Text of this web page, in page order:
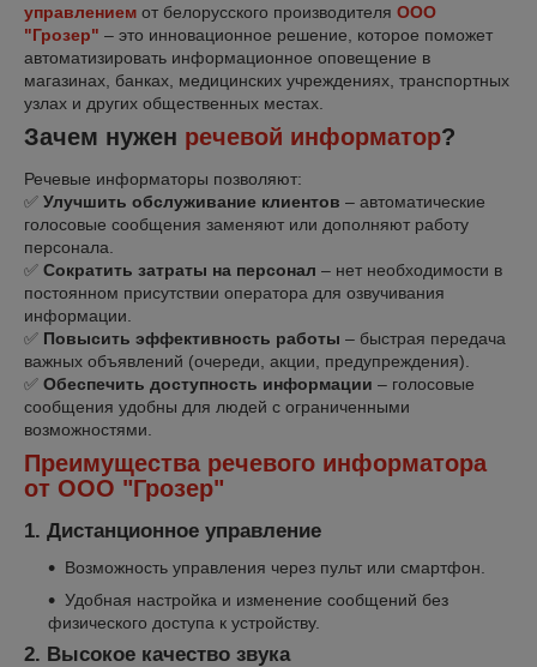
управлением от белорусского производителя ООО
"Грозер" – это инновационное решение, которое поможет
автоматизировать информационное оповещение в
магазинах, банках, медицинских учреждениях, транспортных
узлах и других общественных местах.
Зачем нужен речевой информатор?
Речевые информаторы позволяют:
✅ Улучшить обслуживание клиентов – автоматические
голосовые сообщения заменяют или дополняют работу
персонала.
✅ Сократить затраты на персонал – нет необходимости в
постоянном присутствии оператора для озвучивания
информации.
✅ Повысить эффективность работы – быстрая передача
важных объявлений (очереди, акции, предупреждения).
✅ Обеспечить доступность информации – голосовые
сообщения удобны для людей с ограниченными
возможностями.
Преимущества речевого информатора
от ООО "Грозер"
1. Дистанционное управление
Возможность управления через пульт или смартфон.
Удобная настройка и изменение сообщений без
физического доступа к устройству.
2. Высокое качество звука